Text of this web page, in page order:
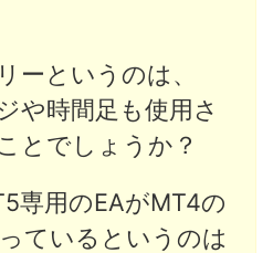
ーというのは、
や時間足も使用さ
とでしょうか？
専用のEAがMT4の
ているというのは